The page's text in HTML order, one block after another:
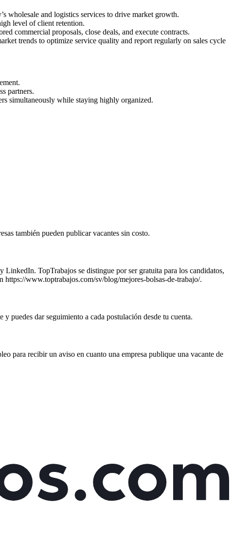
wholesale and logistics services to drive market growth.
level of client retention.
commercial proposals, close deals, and execute contracts.
trends to optimize service quality and report regularly on sales cycle
partners.
simultaneously while staying highly organized.
también pueden publicar vacantes sin costo.
TopTrabajos se distingue por ser gratuita para los candidatos,
www.toptrabajos.com/sv/blog/mejores-bolsas-de-trabajo/.
puedes dar seguimiento a cada postulación desde tu cuenta.
para recibir un aviso en cuanto una empresa publique una vacante de